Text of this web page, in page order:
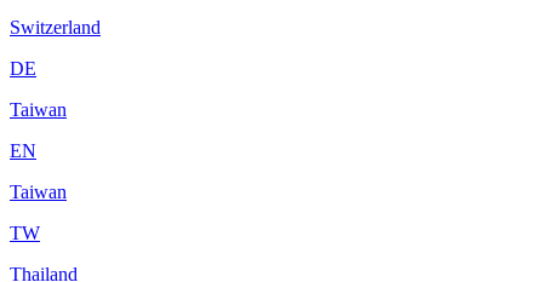
Switzerland
DE
Taiwan
EN
Taiwan
TW
Thailand